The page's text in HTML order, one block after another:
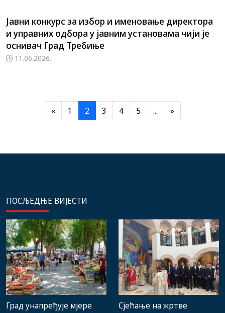
Јавни конкурс за избор и именовање директора
и управних одбора у јавним установама чији је
оснивач Град Требиње
11.06.2026.
« 1 2 3 4 5 ... »
ПОСЉЕДЊЕ ВИЈЕСТИ
Град унапређује мјере
Сјећање на жртве